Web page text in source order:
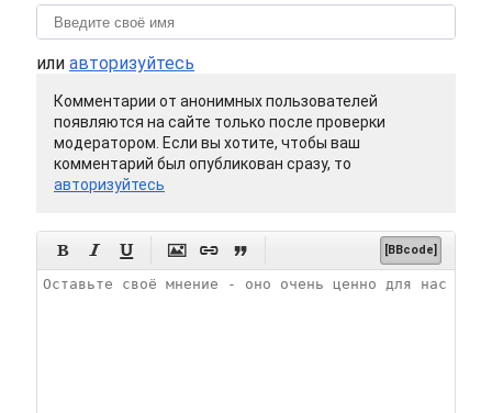
или авторизуйтесь
Комментарии от анонимных пользователей
появляются на сайте только после проверки
модератором. Если вы хотите, чтобы ваш
комментарий был опубликован сразу, то
авторизуйтесь
      [BBcode]